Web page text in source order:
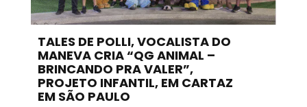
TALES DE POLLI, VOCALISTA DO
MANEVA CRIA “QG ANIMAL –
BRINCANDO PRA VALER”,
PROJETO INFANTIL, EM CARTAZ
EM SÃO PAULO